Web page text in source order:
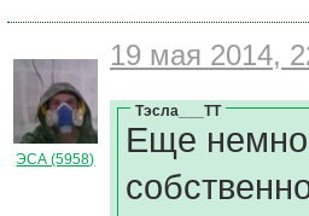
ЭСА (5958)
19 мая 2014,
Тэсла___ТТ
Еще